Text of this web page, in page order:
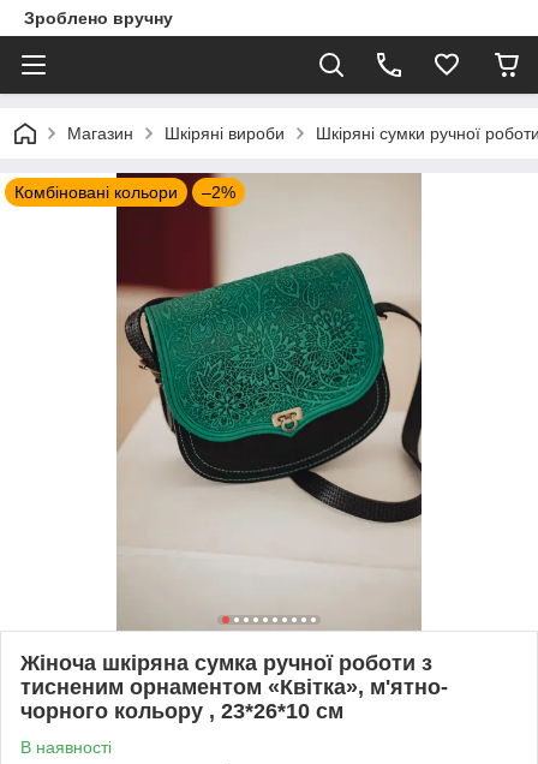
Зроблено вручну
Магазин Шкіряні вироби Шкіряні сумки ручної
Комбіновані кольори –2%
Жіноча шкіряна сумка ручної роботи з
тисненим орнаментом «Квітка», м'ятно-
чорного кольору , 23*26*10 см
В наявності